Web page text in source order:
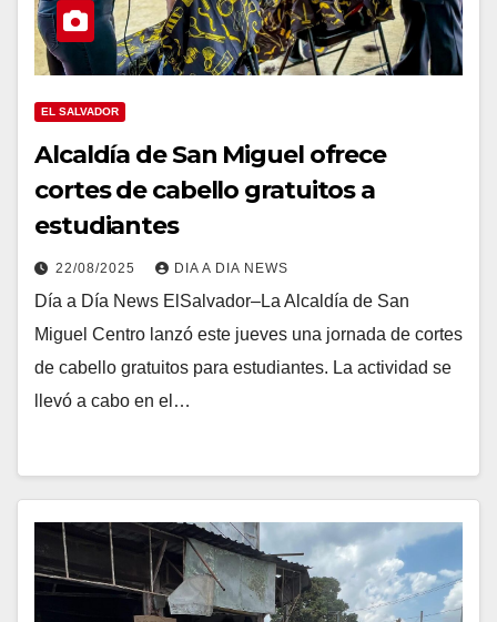
EL SALVADOR
Alcaldía de San Miguel ofrece
cortes de cabello gratuitos a
estudiantes
22/08/2025 DIA A DIA NEWS
Día a Día News ElSalvador–La Alcaldía de San
Miguel Centro lanzó este jueves una jornada de cortes
de cabello gratuitos para estudiantes. La actividad se
llevó a cabo en el…